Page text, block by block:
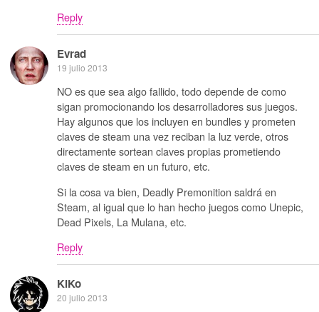
Reply
Evrad
19 julio 2013
NO es que sea algo fallido, todo depende de como
sigan promocionando los desarrolladores sus juegos.
Hay algunos que los incluyen en bundles y prometen
claves de steam una vez reciban la luz verde, otros
directamente sortean claves propias prometiendo
claves de steam en un futuro, etc.
Si la cosa va bien, Deadly Premonition saldrá en
Steam, al igual que lo han hecho juegos como Unepic,
Dead Pixels, La Mulana, etc.
Reply
KiKo
20 julio 2013